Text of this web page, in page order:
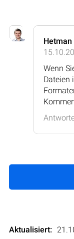
Wenn
Dateien
Aktualisiert: